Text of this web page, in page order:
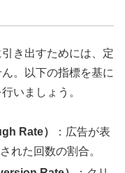
き出すためには、定
。以下の指標を基に
いましょう。
Rate）
：広告が表
れた回数の割合。